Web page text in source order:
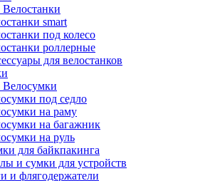
Велостанки
smart
под колесо
роллерные
для велостанков
Велосумки
под седло
на раму
на багажник
на руль
для байкпакинга
и сумки для устройств
и флягодержатели